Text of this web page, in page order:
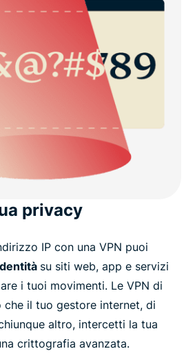
privacy
IP con una VPN puoi
su siti web, app e servizi
i tuoi movimenti. Le VPN di
che il tuo gestore internet, di
altro, intercetti la tua
crittografia avanzata.